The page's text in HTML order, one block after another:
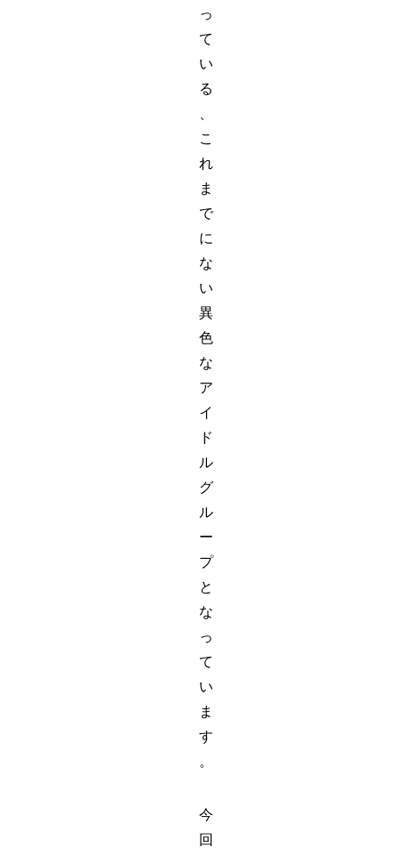
っ
て
い
る
こ
れ
ま
で
に
な
い
異
色
な
ア
イ
ド
ル
グ
ル
ー
プ
と
な
っ
て
い
ま
す
。
今
回